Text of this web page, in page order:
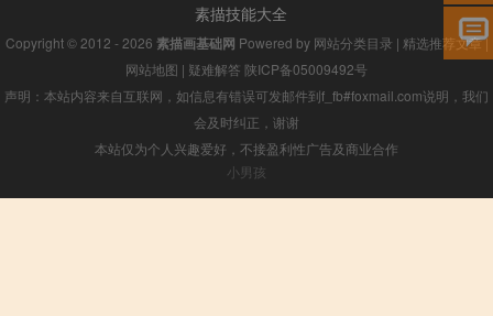
素描技能大全
Copyright © 2012 - 2026 素描画基础网 Powered by 网站分类目录 | 精选推荐文章|
网站地图 | 疑难解答 陕ICP备05009492号
声明：本站内容来自互联网，如信息有错误可发邮件到f_fb#foxmail.com说明，我们
会及时纠正，谢谢
本站仅为个人兴趣爱好，不接盈利性广告及商业合作
小男孩